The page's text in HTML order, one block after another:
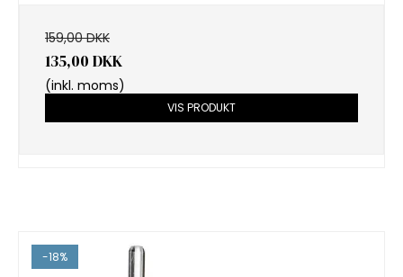
159,00 DKK
135,00 DKK
(inkl. moms)
VIS PRODUKT
-18%